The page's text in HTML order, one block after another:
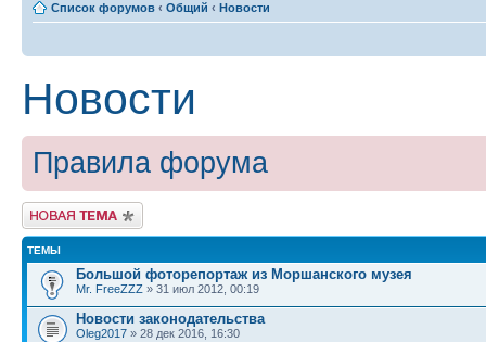
Список форумов ‹ Общий ‹ Новости
Новости
Правила форума
Новая тема
ТЕМЫ
Большой фоторепортаж из Моршанского музея
Mr. FreeZZZ » 31 июл 2012, 00:19
Новости законодательства
Oleg2017 » 28 дек 2016, 16:30